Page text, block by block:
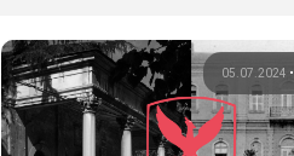
05.07.2024 •